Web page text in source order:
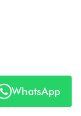
WhatsApp